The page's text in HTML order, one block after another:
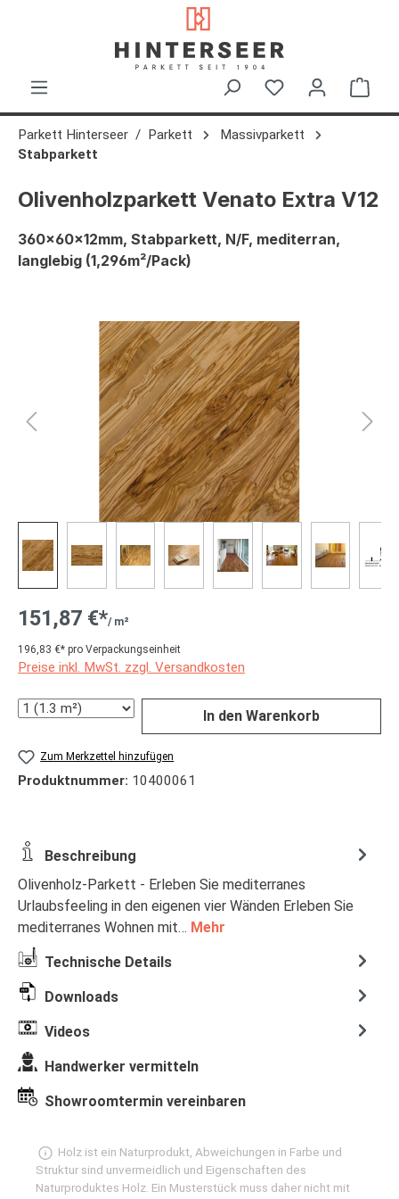
Parkett Hinterseer Parkett
Massivparkett
Stabparkett
Olivenholzparkett Venato Extra V12
360x60x12mm, Stabparkett, N/F, mediterran,
langlebig (1,296m²/Pack)
Bildergalerie überspringen
151,87 €*/ m²
196,83 €* pro Verpackungseinheit
Preise inkl. MwSt. zzgl. Versandkosten
Anzahl In den Warenkorb
Zum Merkzettel hinzufügen
Produktnummer: 10400061
Beschreibung
Olivenholz-Parkett - Erleben Sie mediterranes
Urlaubsfeeling in den eigenen vier Wänden Erleben Sie
mediterranes Wohnen mit… Mehr
Technische Details
Downloads
Videos
Handwerker vermitteln
Showroomtermin vereinbaren
Holz ist ein Naturprodukt, Abweichungen in Farbe und
Struktur sind unvermeidlich und Eigenschaften des
Naturproduktes Holz. Ein Musterstück muss daher nicht mit